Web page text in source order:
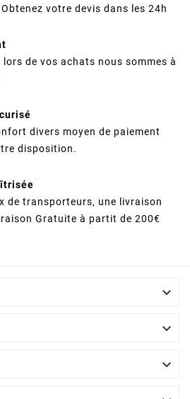
votre devis dans les 24h
lors de vos achats nous sommes à
divers moyen de paiement
disposition.
de transporteurs, une livraison
Gratuite à partit de 200€


